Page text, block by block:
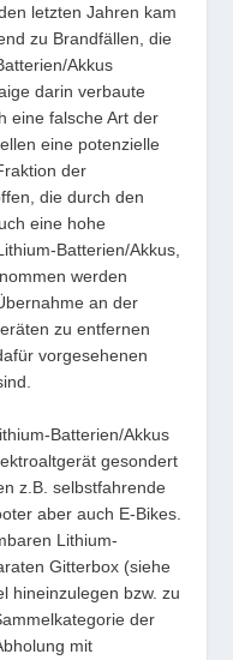
letzten Jahren kam
zu Brandfällen, die
Akkus
darin verbaute
eine falsche Art der
eine potenzielle
der
die durch den
eine hohe
Batterien/Akkus,
werden
an der
zu entfernen
vorgesehenen
Batterien/Akkus
gesondert
z.B. selbstfahrende
aber auch E-Bikes.
Lithium-
Gitterbox (siehe
hineinzulegen bzw. zu
der
mit